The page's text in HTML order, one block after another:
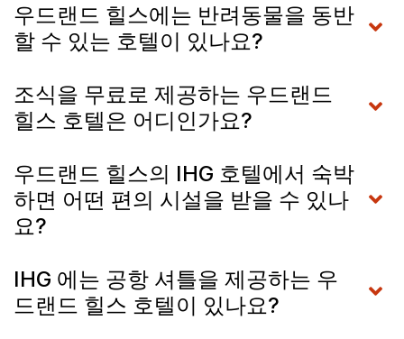
우드랜드 힐스에는 반려동물을 동반
할 수 있는 호텔이 있나요?
조식을 무료로 제공하는 우드랜드
힐스 호텔은 어디인가요?
우드랜드 힐스의 IHG 호텔에서 숙박
하면 어떤 편의 시설을 받을 수 있나
요?
IHG 에는 공항 셔틀을 제공하는 우
드랜드 힐스 호텔이 있나요?